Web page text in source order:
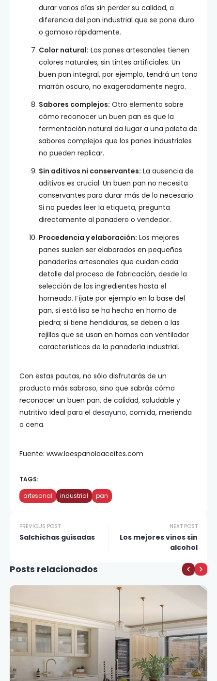
durar varios días sin perder su calidad, a
diferencia del pan industrial que se pone duro
o gomoso rápidamente.
Color natural: Los panes artesanales tienen
colores naturales, sin tintes artificiales. Un
buen pan integral, por ejemplo, tendrá un tono
marrón oscuro, no exageradamente negro.
Sabores complejos: Otro elemento sobre
cómo reconocer un buen pan es que la
fermentación natural da lugar a una paleta de
sabores complejos que los panes industriales
no pueden replicar.
Sin aditivos ni conservantes: La ausencia de
aditivos es crucial. Un buen pan no necesita
conservantes para durar más de lo necesario.
Si no puedes leer la etiqueta, pregunta
directamente al panadero o vendedor.
Procedencia y elaboración: Los mejores
panes suelen ser elaborados en pequeñas
panaderías artesanales que cuidan cada
detalle del proceso de fabricación, desde la
selección de los ingredientes hasta el
horneado. Fíjate por ejemplo en la base del
pan, si está lisa se ha hecho en horno de
piedra; si tiene hendiduras, se deben a las
rejillas que se usan en hornos con ventilador
característicos de la panadería industrial.
Con estas pautas, no sólo disfrutarás de un
producto más sabroso, sino que sabrás cómo
reconocer un buen pan, de calidad, saludable y
nutritivo ideal para el desayuno, comida, merienda
o cena.
Fuente: www.laespanolaaceites.com
TAGS:
artesanal industrial pan
PREVIOUS POST
Salchichas guisadas
NEXT POST
Los mejores vinos sin
alcohol
Posts relacionados